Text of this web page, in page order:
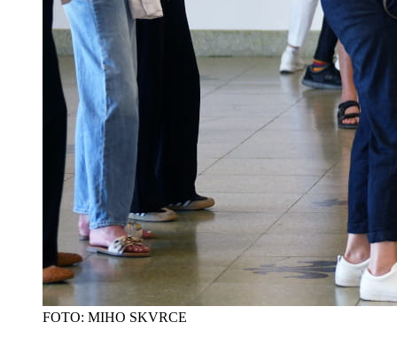
FOTO: MIHO SKVRCE